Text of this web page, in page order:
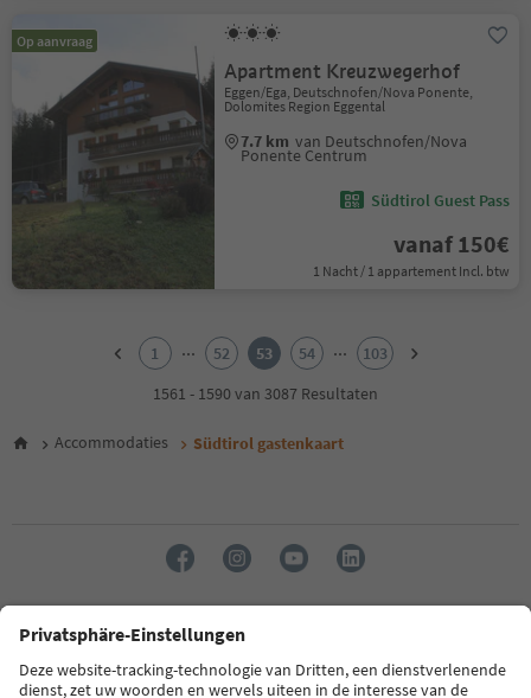
Op aanvraag
Apartment Kreuzwegerhof
Eggen/Ega, Deutschnofen/Nova Ponente,
Dolomites Region Eggental
7.7 km van Deutschnofen/Nova
Ponente Centrum
Südtirol Guest Pass
vanaf 150€
1 Nacht / 1 appartement Incl. btw
6
13
14
16
1 ... 52 53 54 ...
103
1561 - 1590 van 3087 Resultaten
Accommodaties Südtirol gastenkaart
Taal: Nederlands